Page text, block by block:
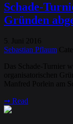
Schade-
Gründen
5
2016
Sebastian Pflaum
Das Schade-Turnier
organisatorischen
Manfred Porlein am
➞ Read